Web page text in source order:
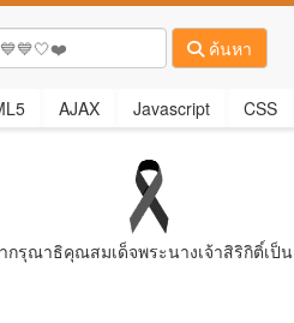
ค้นหา
AJAX Javascript CSS
กรุณาธิคุณสมเด็จพระนางเจ้าสิริกิติ์เ